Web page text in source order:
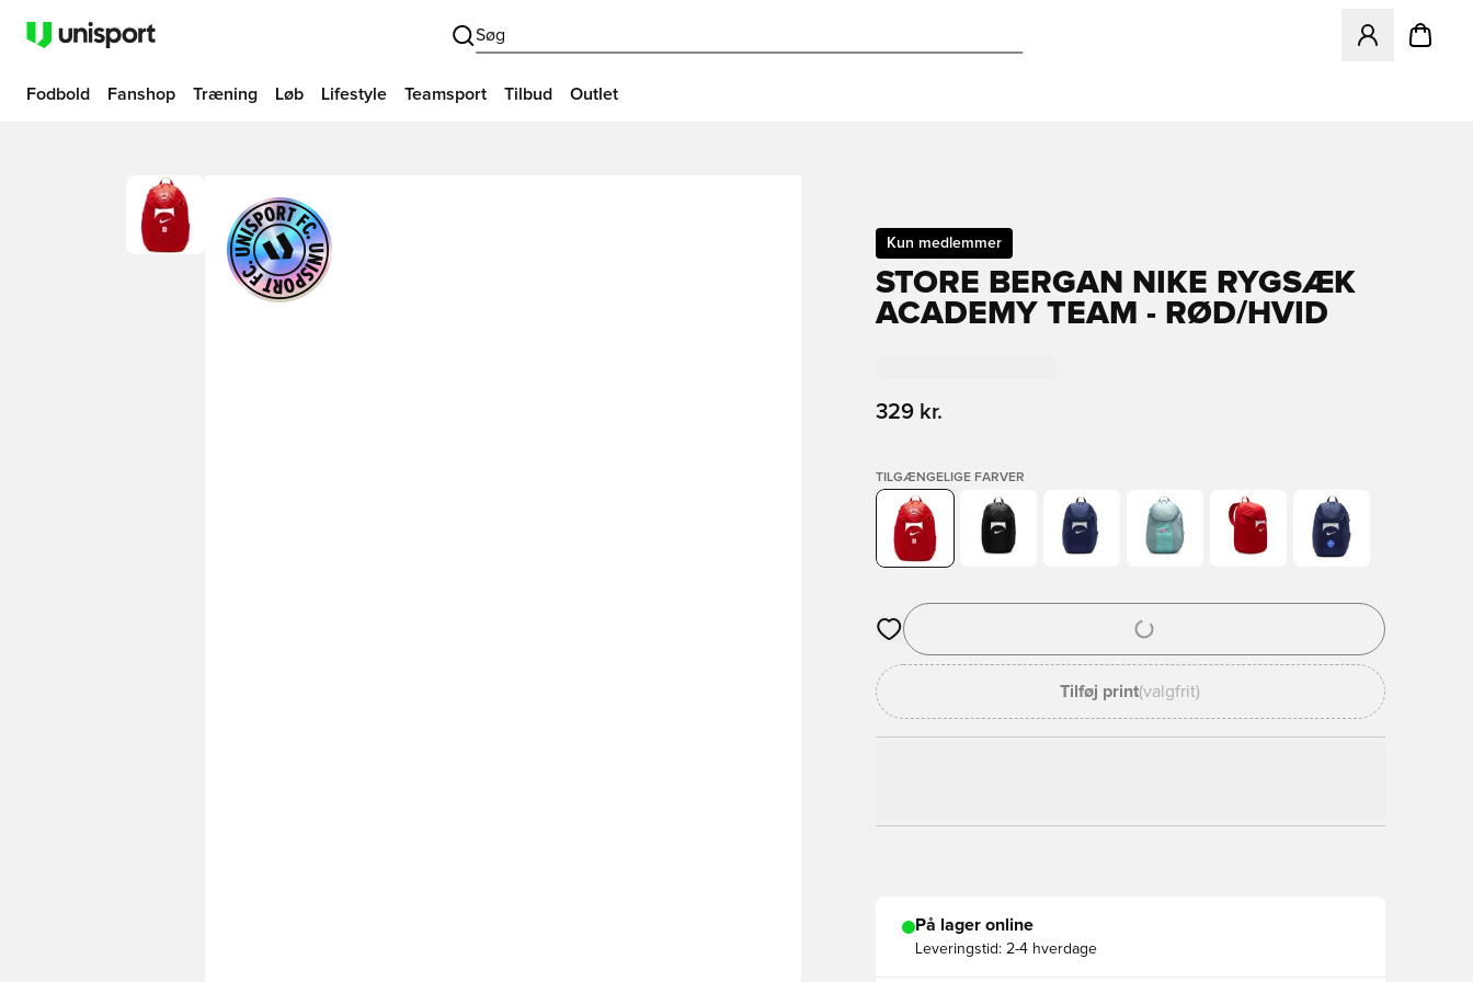
Søg
Åbner en
Fodbold Fanshop Træning Løb Lifestyle Teamsport Tilbud Outlet
Kun medlemmer
STORE BERGAN NIKE RYGSÆK
ACADEMY TEAM - RØD/HVID
329 kr.
TILGÆNGELIGE FARVER
Åbner en Modal til at logge ind eller tilmelde dig som medlem
Tilføj print(valgfrit)
På lager online
Leveringstid: 2-4 hverdage